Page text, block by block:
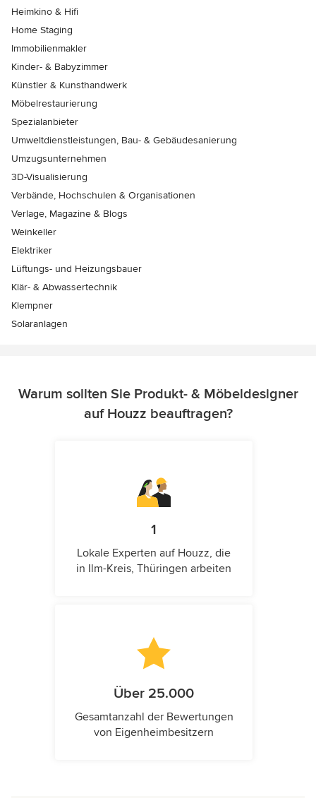
Heimkino & Hifi
Home Staging
Immobilienmakler
Kinder- & Babyzimmer
Künstler & Kunsthandwerk
Möbelrestaurierung
Spezialanbieter
Umweltdienstleistungen, Bau- & Gebäudesanierung
Umzugsunternehmen
3D-Visualisierung
Verbände, Hochschulen & Organisationen
Verlage, Magazine & Blogs
Weinkeller
Elektriker
Lüftungs- und Heizungsbauer
Klär- & Abwassertechnik
Klempner
Solaranlagen
Warum sollten Sie Produkt- & Möbeldesigner
auf Houzz beauftragen?
1
Lokale Experten auf Houzz, die
in Ilm-Kreis, Thüringen arbeiten
Über 25.000
Gesamtanzahl der Bewertungen
von Eigenheimbesitzern